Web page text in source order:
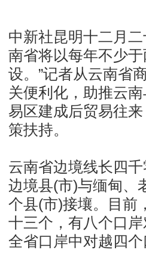
中新社昆明十二月
南省将以每年不少
设。”记者从云南省
关便利化，助推云
易区建成后贸易往
策扶持。
云南省边境线长四
边境县(市)与缅甸、
个县(市)接壤。目前
十三个，有八个口
全省口岸中对越四